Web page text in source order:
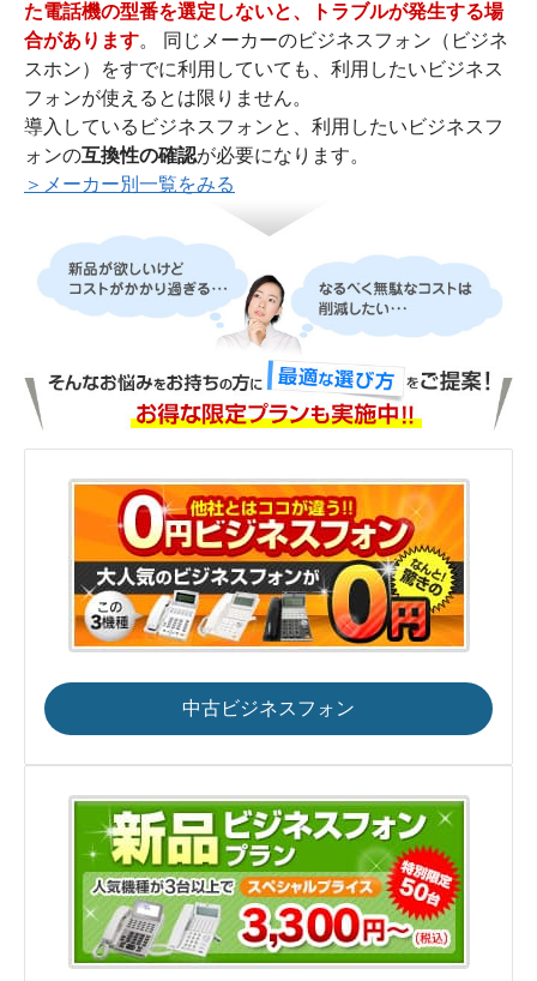
た電話機の型番を選定しないと、トラブルが発生する場
合があります。 同じメーカーのビジネスフォン（ビジネ
スホン）をすでに利用していても、利用したいビジネス
フォンが使えるとは限りません。
導入しているビジネスフォンと、利用したいビジネスフ
ォンの互換性の確認が必要になります。
＞メーカー別一覧をみる
中古ビジネスフォン